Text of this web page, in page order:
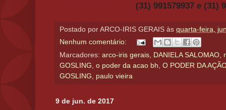
(31) 991579937 e (31)
Postado por ARCO-IRIS GERAIS às quarta-feira,
Nenhum comentário:
Marcadores: arco-iris gerais, DANIELA SALOMAO,
GOSLING, o poder da acao bh, O PODER DA
GOSLING, paulo vieira
9 de jun. de 2017